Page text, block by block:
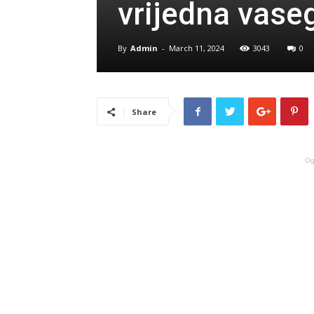
vrijedna
By Admin - March 11, 2024 3043 0
Share